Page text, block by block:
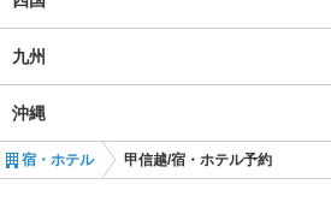
九州
沖縄
宿・ホテル 甲信越/宿・ホテル予約